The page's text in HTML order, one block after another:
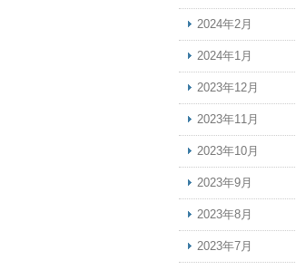
2024年2月
2024年1月
2023年12月
2023年11月
2023年10月
2023年9月
2023年8月
2023年7月